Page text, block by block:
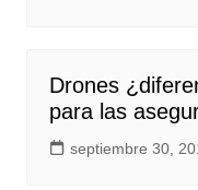
Drones
para las
septiembre 30,